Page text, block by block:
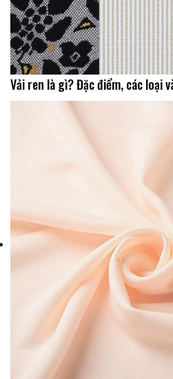
Vải ren là gì? Đặc điểm, các loại